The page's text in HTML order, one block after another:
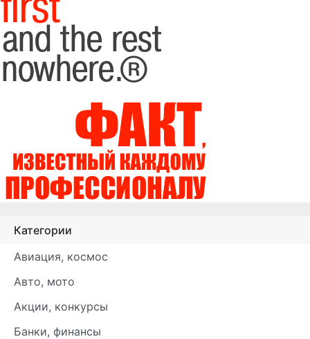
Категории
Авиация, космос
Авто, мото
Акции, конкурсы
Банки, финансы